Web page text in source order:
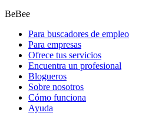
BeBee
Para buscadores de empleo
Para empresas
Ofrece tus servicios
Encuentra un profesional
Blogueros
Sobre nosotros
Cómo funciona
Ayuda